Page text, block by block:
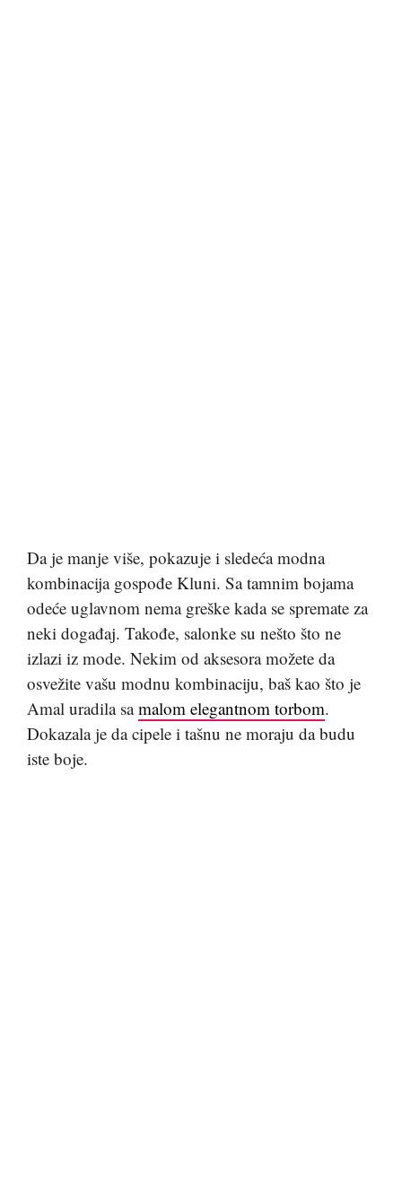
Da je manje više, pokazuje i sledeća modna
kombinacija gospođe Kluni. Sa tamnim bojama
odeće uglavnom nema greške kada se spremate za
neki događaj. Takođe, salonke su nešto što ne
izlazi iz mode. Nekim od aksesora možete da
osvežite vašu modnu kombinaciju, baš kao što je
Amal uradila samalom elegantnom torbom.
Dokazala je da cipele i tašnu ne moraju da budu
iste boje.